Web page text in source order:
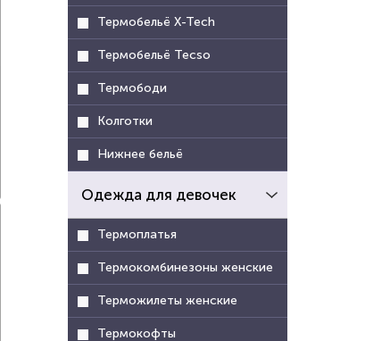
Термобельё X-Tech
Термобельё Tecso
Термободи
Колготки
Нижнее бельё
Одежда для девочек
Термоплатья
Термокомбинезоны женские
Терможилеты женские
Термокофты